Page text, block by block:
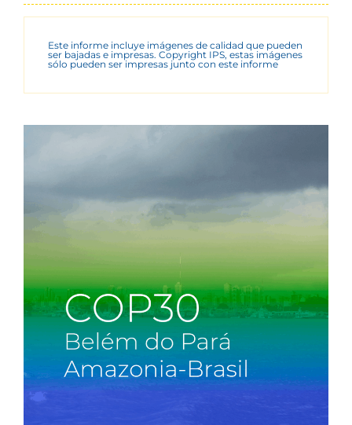
Este informe incluye imágenes de calidad que pueden
ser bajadas e impresas. Copyright IPS, estas imágenes
sólo pueden ser impresas junto con este informe